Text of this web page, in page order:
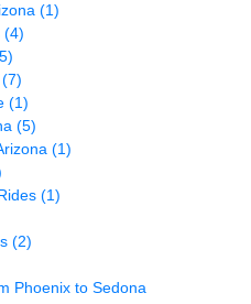
(1)
(4)
(7)
(1)
(5)
(1)
(1)
(2)
Phoenix to Sedona